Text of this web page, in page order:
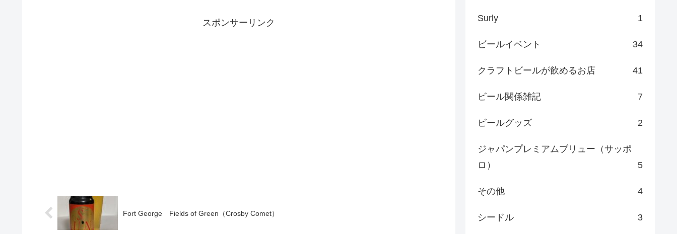
スポンサーリンク
Fort George Fields of Green（Crosby Comet）
Surly 1
ビールイベント 34
クラフトビールが飲めるお店 41
ビール関係雑記 7
ビールグッズ 2
ジャパンプレミアムブリュー（サッポ
ロ）
5
その他 4
シードル 3